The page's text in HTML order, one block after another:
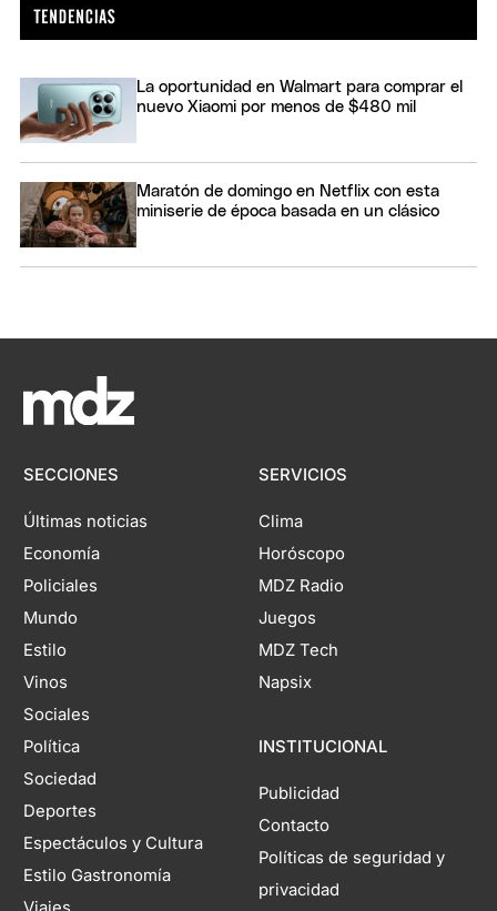
La oportunidad en Walmart para comprar el
nuevo Xiaomi por menos de $480 mil
Maratón de domingo en Netflix con esta
miniserie de época basada en un clásico
SECCIONES
Últimas noticias
Economía
Policiales
Mundo
Estilo
Vinos
Sociales
Política
Sociedad
Deportes
Espectáculos y Cultura
Estilo Gastronomía
SERVICIOS
Clima
Horóscopo
MDZ Radio
Juegos
MDZ Tech
Napsix
INSTITUCIONAL
Publicidad
Contacto
Políticas de seguridad y
privacidad